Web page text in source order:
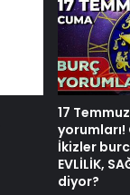
17
yorumları!
İkizler
EVLİLİK,
diyor?